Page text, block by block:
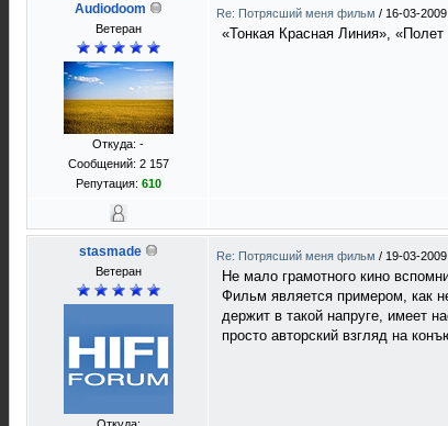
Audiodoom
Ветеран
Откуда: -
Сообщений: 2 157
Репутация: 610
Re: Потрясший меня фильм / 16-03-
«Тонкая Красная Линия»,
stasmade
Ветеран
Re: Потрясший меня фильм / 19-03-
Не мало грамотного кино
Фильм является примером, как
держит в такой напруге, имеет
просто авторский взгляд на